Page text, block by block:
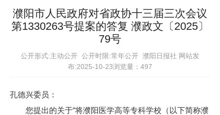
濮阳市人民政府对省政协十三届三次会议
第1330263号提案的答复 濮政文〔2025〕
79号
公开形式:主动公开 公开时限:常年公开 濮阳日报社 网站发
布:2025-10-23浏览量： 497
孔德兴委员：
您提出的关于“将濮阳医学高等专科学校（以下简称濮